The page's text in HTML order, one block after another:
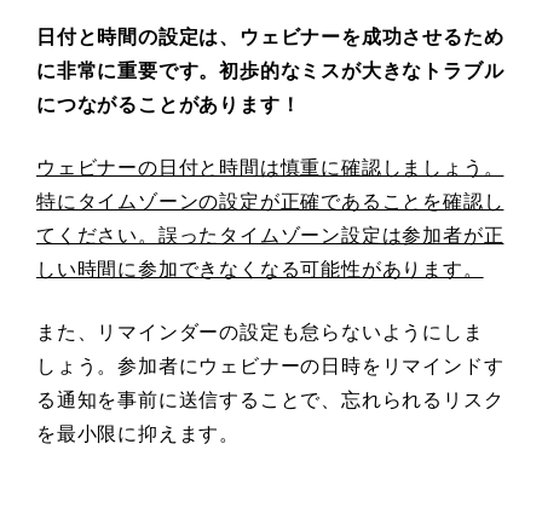
日付と時間の設定は、ウェビナーを成功させるため
に非常に重要です。初歩的なミスが大きなトラブル
につながることがあります！
ウェビナーの日付と時間は慎重に確認しましょう。
特にタイムゾーンの設定が正確であることを確認し
てください。誤ったタイムゾーン設定は参加者が正
しい時間に参加できなくなる可能性があります。
また、リマインダーの設定も怠らないようにしま
しょう。参加者にウェビナーの日時をリマインドす
る通知を事前に送信することで、忘れられるリスク
を最小限に抑えます。